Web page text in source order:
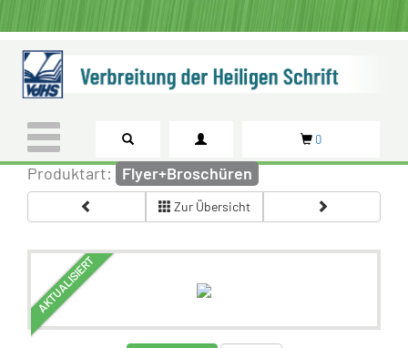
0
Produktart: Flyer+Broschüren
Zur Übersicht
AKTUALISIERT